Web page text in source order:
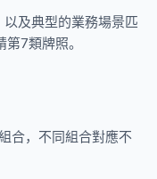
以及典型的業務場景匹
7類牌照。
合，不同組合對應不